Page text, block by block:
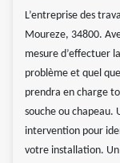
L’entreprise des
Moureze, 34800.
mesure d’effectuer
problème et quel
prendra en charge
souche ou chapeau.
intervention pour
votre installation.